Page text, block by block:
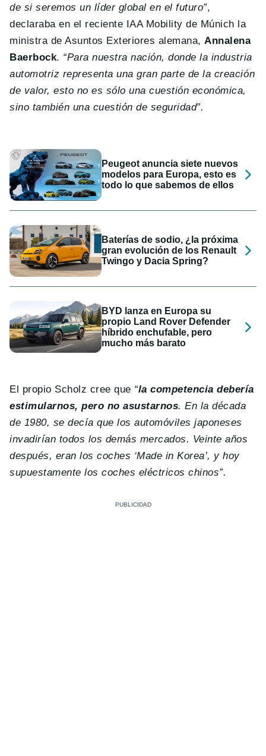
de si seremos un líder global en el futuro”,
declaraba en el reciente IAA Mobility de Múnich la
ministra de Asuntos Exteriores alemana, Annalena
Baerbock. “Para nuestra nación, donde la industria
automotriz representa una gran parte de la creación
de valor, esto no es sólo una cuestión económica,
sino también una cuestión de seguridad”.
Peugeot anuncia siete nuevos
modelos para Europa, esto es
todo lo que sabemos de ellos
Baterías de sodio, ¿la próxima
gran evolución de los Renault
Twingo y Dacia Spring?
BYD lanza en Europa su
propio Land Rover Defender
híbrido enchufable, pero
mucho más barato
El propio Scholz cree que “la competencia debería
estimularnos, pero no asustarnos. En la década
de 1980, se decía que los automóviles japoneses
invadirían todos los demás mercados. Veinte años
después, eran los coches ‘Made in Korea’, y hoy
supuestamente los coches eléctricos chinos”.